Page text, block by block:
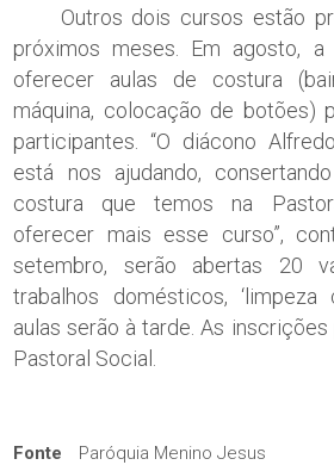
Outros dois cursos estão
próximos meses. Em agosto,
oferecer aulas de costura
máquina, colocação de botões)
participantes. “O diácono Alfredo
está nos ajudando,
costura que temos na
oferecer mais esse curso”,
setembro, serão abertas 20
trabalhos domésticos, ‘limpeza
aulas serão à tarde. As
Pastoral Social.
Fonte Paróquia Menino Jesus